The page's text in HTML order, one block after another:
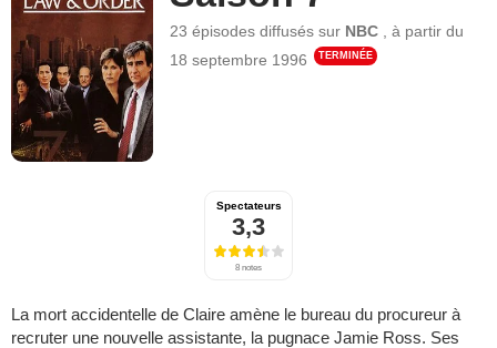
23 épisodes diffusés sur NBC ,à partir du
18 septembre 1996
TERMINÉE
Spectateurs
3,3
8 notes
La mort accidentelle de Claire amène le bureau du procureur à
recruter une nouvelle assistante, la pugnace Jamie Ross. Ses